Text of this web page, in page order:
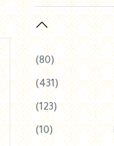
(80)
(431)
(123)
(10)